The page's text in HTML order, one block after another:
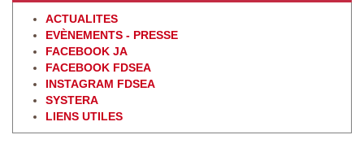
ACTUALITES
EVÈNEMENTS - PRESSE
FACEBOOK JA
FACEBOOK FDSEA
INSTAGRAM FDSEA
SYSTERA
LIENS UTILES